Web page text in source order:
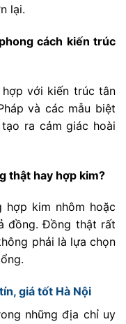
lại.
cách kiến trúc
với kiến trúc tân
và các mẫu biệt
ra cảm giác hoài
thật hay hợp kim?
kim nhôm hoặc
đồng. Đồng thật rất
phải là lựa chọn
giá tốt Hà Nội
những địa chỉ uy